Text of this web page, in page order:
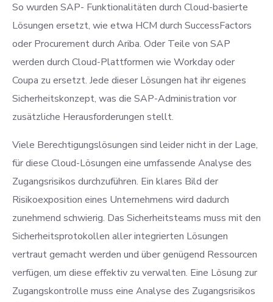
So wurden SAP- Funktionalitäten durch Cloud-basierte
Lösungen ersetzt, wie etwa HCM durch SuccessFactors
oder Procurement durch Ariba. Oder Teile von SAP
werden durch Cloud-Plattformen wie Workday oder
Coupa zu ersetzt. Jede dieser Lösungen hat ihr eigenes
Sicherheitskonzept, was die SAP-Administration vor
zusätzliche Herausforderungen stellt.
Viele Berechtigungslösungen sind leider nicht in der Lage,
für diese Cloud-Lösungen eine umfassende Analyse des
Zugangsrisikos durchzuführen. Ein klares Bild der
Risikoexposition eines Unternehmens wird dadurch
zunehmend schwierig. Das Sicherheitsteams muss mit den
Sicherheitsprotokollen aller integrierten Lösungen
vertraut gemacht werden und über genügend Ressourcen
verfügen, um diese effektiv zu verwalten. Eine Lösung zur
Zugangskontrolle muss eine Analyse des Zugangsrisikos